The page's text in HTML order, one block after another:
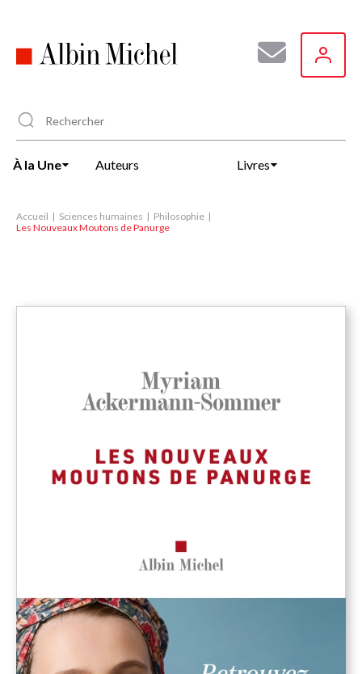
principal
À la Une Auteurs Livres
Accueil Sciences humaines
Philosophie
Les Nouveaux Moutons de Panurge